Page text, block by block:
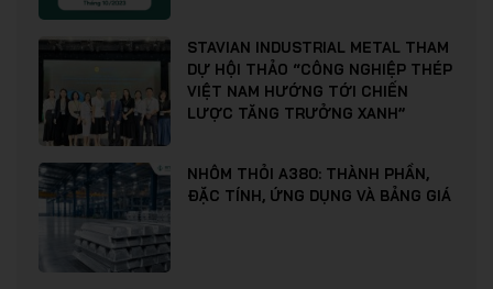
STAVIAN INDUSTRIAL METAL THAM
DỰ HỘI THẢO “CÔNG NGHIỆP THÉP
VIỆT NAM HƯỚNG TỚI CHIẾN
LƯỢC TĂNG TRƯỞNG XANH”
NHÔM THỎI A380: THÀNH PHẦN,
ĐẶC TÍNH, ỨNG DỤNG VÀ BẢNG GIÁ